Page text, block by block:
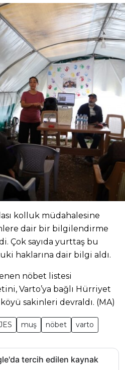
kolluk müdahalesine
dair bir bilgilendirme
Çok sayıda yurttaş bu
haklarına dair bilgi aldı.
nöbet listesi
Varto’ya bağlı Hürriyet
sakinleri devraldı. (MA)
muş nöbet varto
tercih edilen kaynak